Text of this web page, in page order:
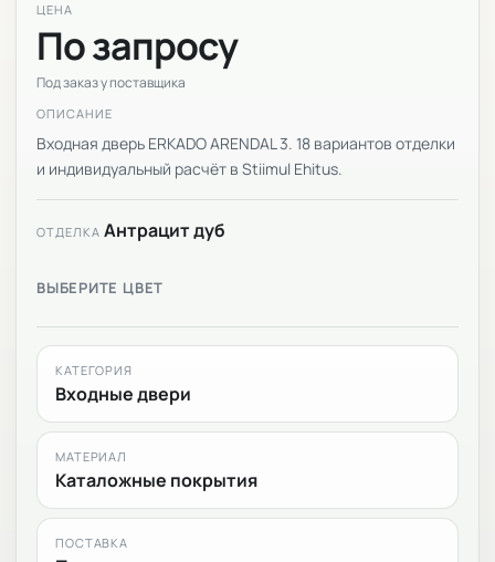
ЦЕНА
По запросу
Под заказ у поставщика
ОПИСАНИЕ
Входная дверь ERKADO ARENDAL 3. 18 вариантов отделки
и индивидуальный расчёт в Stiimul Ehitus.
ОТДЕЛКА Антрацит дуб
ВЫБЕРИТЕ ЦВЕТ
КАТЕГОРИЯ
Входные двери
МАТЕРИАЛ
Каталожные покрытия
ПОСТАВКА